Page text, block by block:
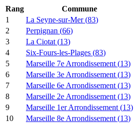
Rang Commune
1
La Seyne-sur-Mer (83)
2
Perpignan (66)
3
La Ciotat (13)
4
Six-Fours-les-Plages (83)
5
Marseille 7e Arrondissement (13)
6
Marseille 3e Arrondissement (13)
7
Marseille 6e Arrondissement (13)
8
Marseille 2e Arrondissement (13)
9
Marseille 1er Arrondissement (13)
10
Marseille 8e Arrondissement (13)